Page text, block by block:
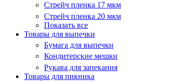
Стрейч пленка 17 мкм
Стрейч пленка 20 мкм
Показать все
Товары для выпечки
Бумага для выпечки
Кондитерские мешки
Рукава для запекания
Товары для пикника